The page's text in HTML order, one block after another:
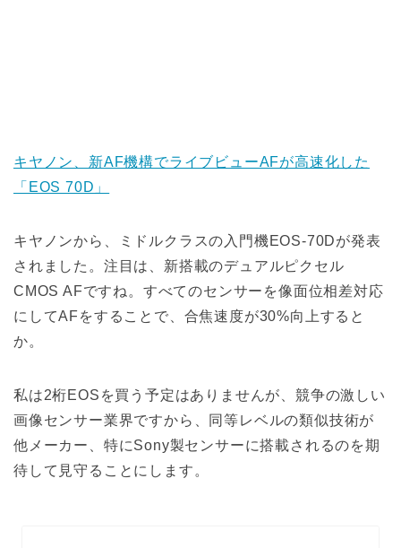
キヤノン、新AF機構でライブビューAFが高速化した
「EOS 70D」
キヤノンから、ミドルクラスの入門機EOS-70Dが発表
されました。注目は、新搭載のデュアルピクセル
CMOS AFですね。すべてのセンサーを像面位相差対応
にしてAFをすることで、合焦速度が30%向上すると
か。
私は2桁EOSを買う予定はありませんが、競争の激しい
画像センサー業界ですから、同等レベルの類似技術が
他メーカー、特にSony製センサーに搭載されるのを期
待して見守ることにします。